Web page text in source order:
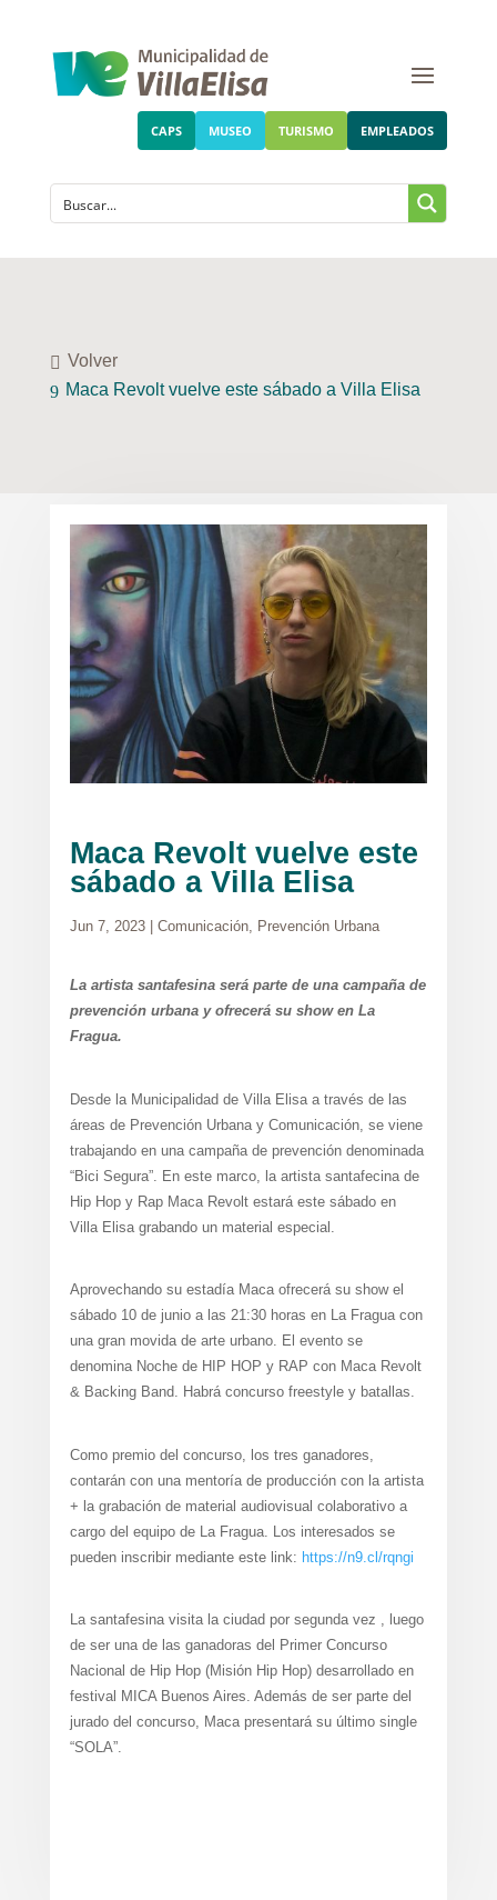
CAPS MUSEO TURISMO EMPLEADOS
Volver
Maca Revolt vuelve este sábado a Villa Elisa
Maca Revolt vuelve este
sábado a Villa Elisa
Jun 7, 2023| Comunicación, Prevención Urbana
La artista santafesina será parte de una campaña de
prevención urbana y ofrecerá su show en La
Fragua.
Desde la Municipalidad de Villa Elisa a través de las
áreas de Prevención Urbana y Comunicación, se viene
trabajando en una campaña de prevención denominada
“Bici Segura”. En este marco, la artista santafecina de
Hip Hop y Rap Maca Revolt estará este sábado en
Villa Elisa grabando un material especial.
Aprovechando su estadía Maca ofrecerá su show el
sábado 10 de junio a las 21:30 horas en La Fragua con
una gran movida de arte urbano. El evento se
denomina Noche de HIP HOP y RAP con Maca Revolt
& Backing Band. Habrá concurso freestyle y batallas.
Como premio del concurso, los tres ganadores,
contarán con una mentoría de producción con la artista
+ la grabación de material audiovisual colaborativo a
cargo del equipo de La Fragua. Los interesados se
pueden inscribir mediante este link: https://n9.cl/rqngi
La santafesina visita la ciudad por segunda vez , luego
de ser una de las ganadoras del Primer Concurso
Nacional de Hip Hop (Misión Hip Hop) desarrollado en
festival MICA Buenos Aires. Además de ser parte del
jurado del concurso, Maca presentará su último single
“SOLA”.